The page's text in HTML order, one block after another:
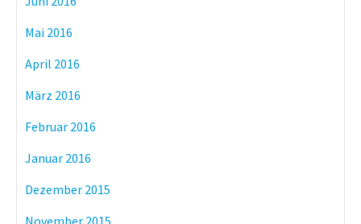
Mai 2016
April 2016
März 2016
Februar 2016
Januar 2016
Dezember 2015
November 2015